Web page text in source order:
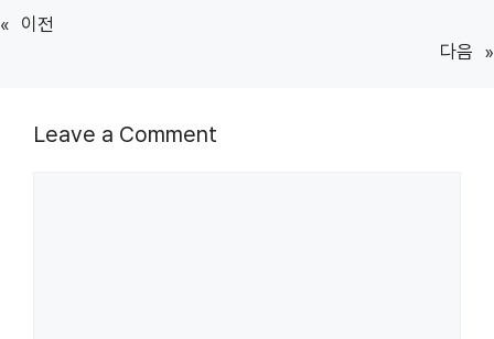
« 이전
다음 »
Leave a Comment